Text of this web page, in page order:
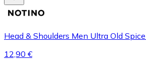
Head & Shoulders Men Ultra Old
12,90 €